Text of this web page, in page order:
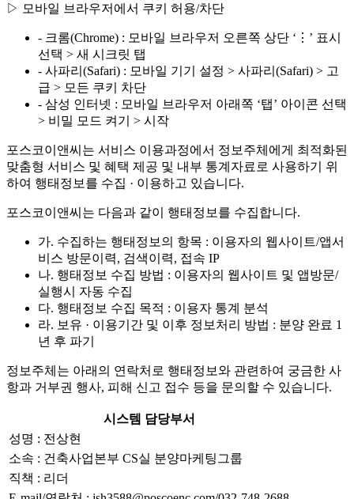
▷ 모바일 브라우저에서 쿠키 허용/차단
- 크롬(Chrome) : 모바일 브라우저 오른쪽 상단 ‘⋮’ 표시
선택 > 새 시크릿 탭
- 사파리(Safari) : 모바일 기기 설정 > 사파리(Safari) > 고
급 > 모든 쿠키 차단
- 삼성 인터넷 : 모바일 브라우저 아래쪽 ‘탭’ 아이콘 선택
> 비밀 모드 켜기 > 시작
포스코이앤씨는 서비스 이용과정에서 정보주체에게 최적화된
맞춤형 서비스 및 혜택 제공 및 내부 통계자료로 사용하기 위
하여 행태정보를 수집 · 이용하고 있습니다.
포스코이앤씨는 다음과 같이 행태정보를 수집합니다.
가. 수집하는 행태정보의 항목 : 이용자의 웹사이트/앱서
비스 방문이력, 검색이력, 접속 IP
나. 행태정보 수집 방법 : 이용자의 웹사이트 및 앱방문/
실행시 자동 수집
다. 행태정보 수집 목적 : 이용자 통계 분석
라. 보유 · 이용기간 및 이후 정보처리 방법 : 분양 완료 1
년 후 파기
정보주체는 아래의 연락처로 행태정보와 관련하여 궁금한 사
항과 거부권 행사, 피해 신고 접수 등을 문의할 수 있습니다.
시스템 담당부서
성명 : 전상현
소속 : 건축사업본부 CS실 분양마케팅그룹
직책 : 리더